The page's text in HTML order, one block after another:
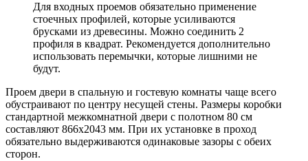
Для входных проемов обязательно применение
стоечных профилей, которые усиливаются
брусками из древесины. Можно соединить 2
профиля в квадрат. Рекомендуется дополнительно
использовать перемычки, которые лишними не
будут.
Проем двери в спальную и гостевую комнаты чаще всего
обустраивают по центру несущей стены. Размеры коробки
стандартной межкомнатной двери с полотном 80 см
составляют 866х2043 мм. При их установке в проход
обязательно выдерживаются одинаковые зазоры с обеих
сторон.